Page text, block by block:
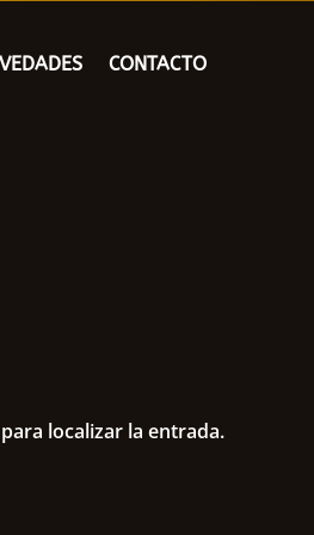
CONTACTO
localizar la entrada.